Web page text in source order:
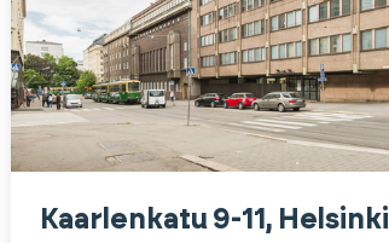
Kaarlenkatu 9-11, Helsinki